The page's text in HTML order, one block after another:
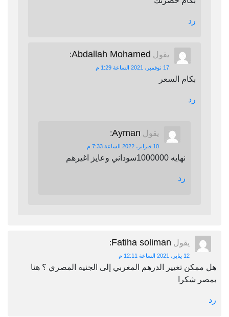
رد
يقول Abdallah Mohamed
:
17 نوفمبر، 2021 الساعة 1:29 م
بكام السعر
رد
يقول Ayman
:
10 فبراير، 2022 الساعة 7:33 م
نهايه 1000000سوداني وعايز اغيرهم
رد
يقول Fatiha soliman
:
12 يناير، 2021 الساعة 12:11 م
هل ممكن تغيير الدرهم المغربي إلى الجنيه المصري ؟ هنا
بمصر شكرا
رد